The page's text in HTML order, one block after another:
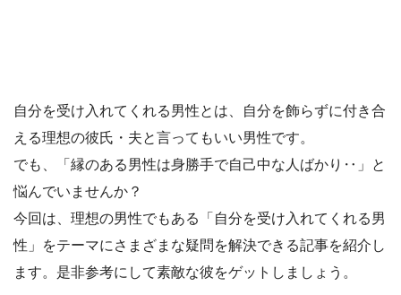
自分を受け入れてくれる男性とは、自分を飾らずに付き合
える理想の彼氏・夫と言ってもいい男性です。
でも、「縁のある男性は身勝手で自己中な人ばかり‥」と
悩んでいませんか？
今回は、理想の男性でもある「自分を受け入れてくれる男
性」をテーマにさまざまな疑問を解決できる記事を紹介し
ます。是非参考にして素敵な彼をゲットしましょう。